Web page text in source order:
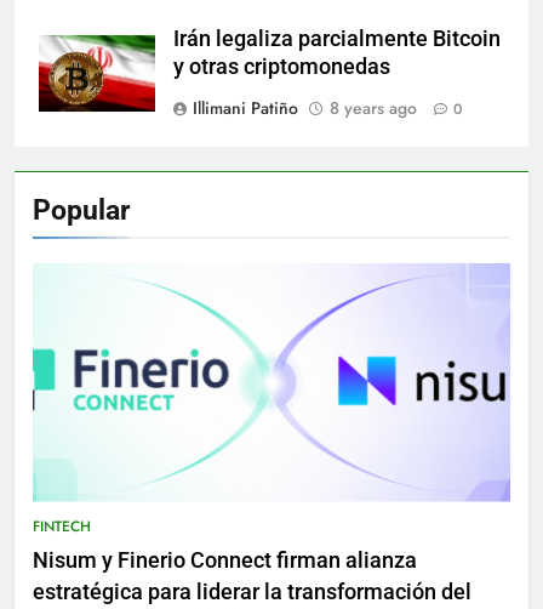
Irán legaliza parcialmente Bitcoin
y otras criptomonedas
Illimani Patiño
8 years ago 0
Popular
FINTECH
Nisum y Finerio Connect firman alianza
estratégica para liderar la transformación del